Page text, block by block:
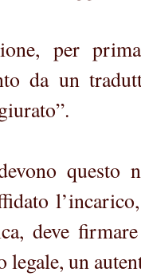
per
da un
questo
deve
legale, un